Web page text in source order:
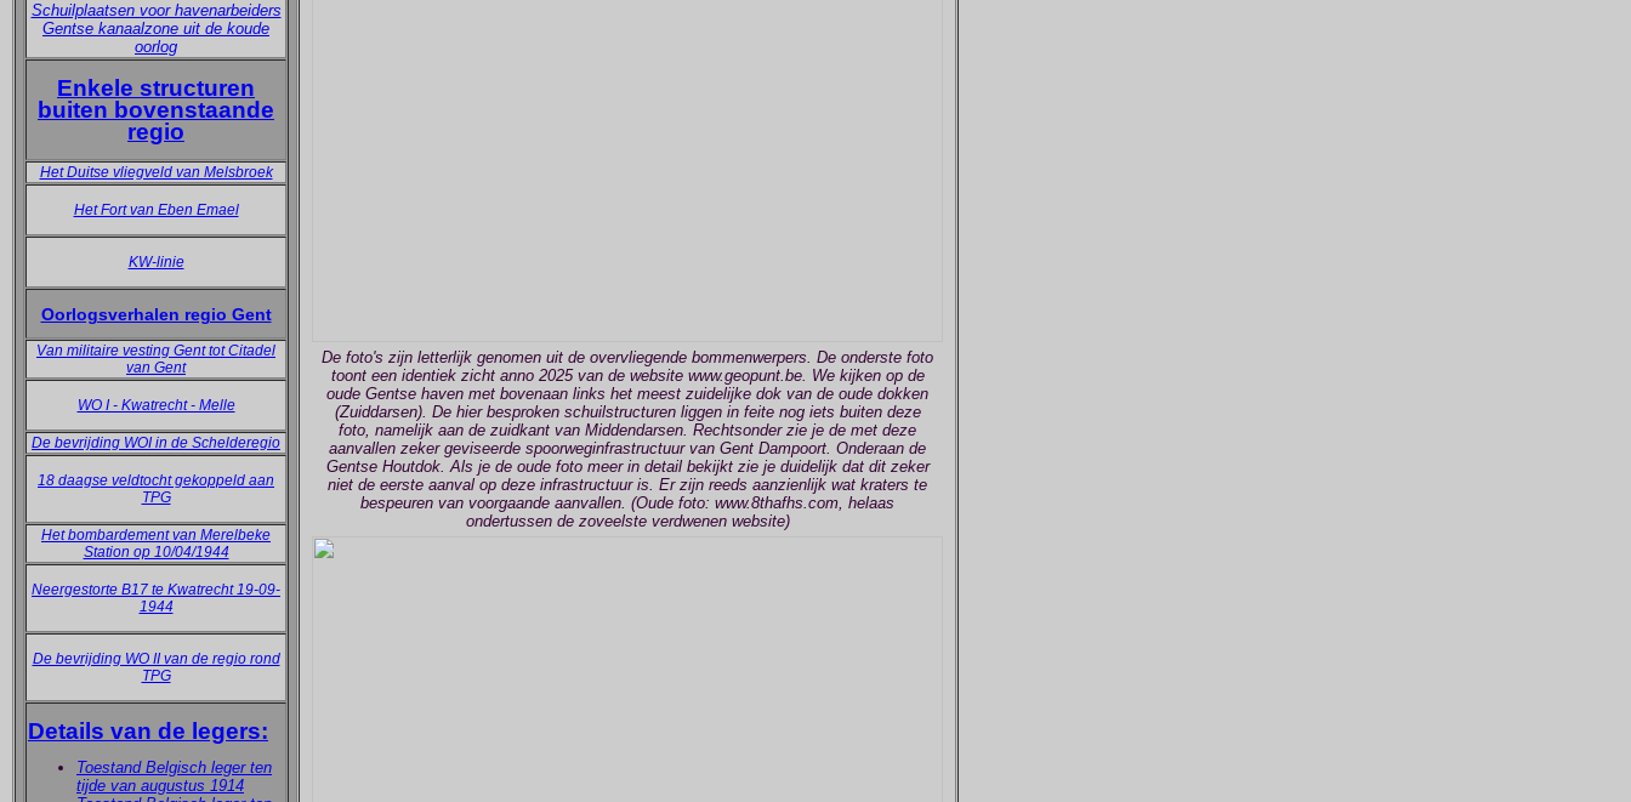
Schuilplaatsen voor havenarbeiders
Gentse kanaalzone uit de koude
oorlog
Enkele structuren
buiten bovenstaande
regio
Het Duitse vliegveld van Melsbroek
Het Fort van Eben Emael
KW-linie
Oorlogsverhalen regio Gent
Van militaire vesting Gent tot Citadel
van Gent
WO I - Kwatrecht - Melle
De bevrijding WOI in de Schelderegio
18 daagse veldtocht gekoppeld aan
TPG
Het bombardement van Merelbeke
Station op 10/04/1944
Neergestorte B17 te Kwatrecht 19-09-
1944
De bevrijding WO II van de regio rond
TPG
Details van de legers:
Toestand Belgisch leger ten
tijde van augustus 1914
De foto's zijn letterlijk genomen uit de overvliegende bommenwerpers. De onderste foto
toont een identiek zicht anno 2025 van de website www.geopunt.be. We kijken op de
oude Gentse haven met bovenaan links het meest zuidelijke dok van de oude dokken
(Zuiddarsen). De hier besproken schuilstructuren liggen in feite nog iets buiten deze
foto, namelijk aan de zuidkant van Middendarsen. Rechtsonder zie je de met deze
aanvallen zeker geviseerde spoorweginfrastructuur van Gent Dampoort. Onderaan de
Gentse Houtdok. Als je de oude foto meer in detail bekijkt zie je duidelijk dat dit zeker
niet de eerste aanval op deze infrastructuur is. Er zijn reeds aanzienlijk wat kraters te
bespeuren van voorgaande aanvallen. (Oude foto: www.8thafhs.com, helaas
ondertussen de zoveelste verdwenen website)